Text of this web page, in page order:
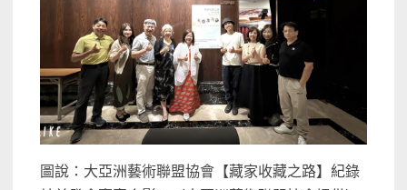
圖說：大亞洲藝術聯盟協會【藏家收藏之路】紀錄